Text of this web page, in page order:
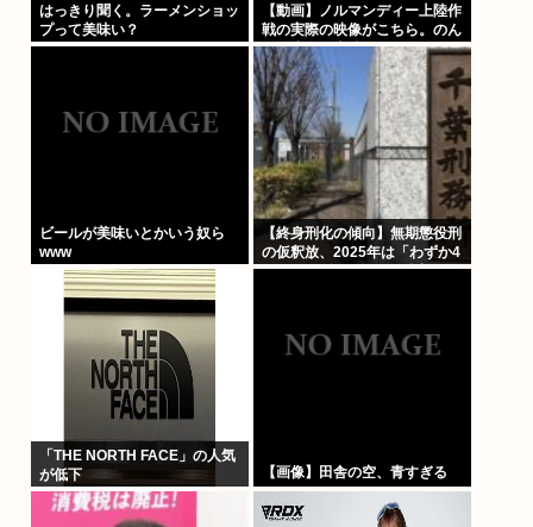
はっきり聞く。ラーメンショッ
プって美味い？
【動画】ノルマンディー上陸作
戦の実際の映像がこちら。のん
びり歩いて上陸してるんだがも
しかしてプライベートライアン
って嘘？
ビールが美味いとかいう奴ら
www
【終身刑化の傾向】無期懲役刑
の仮釈放、2025年は「わずか4
人」 2024年は32人が獄中死
「THE NORTH FACE」の人気
が低下
【画像】田舎の空、青すぎる